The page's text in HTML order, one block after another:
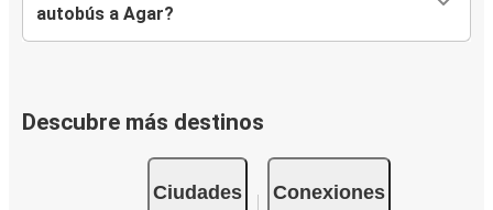
autobús a Agar?
Descubre más destinos
Ciudades Conexiones